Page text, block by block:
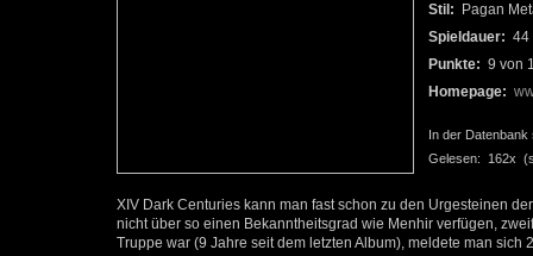
Stil: Pagan
Spieldauer: 44
Punkte: 9 von
Homepage:
In der Datenbank
Gelesen: 162x
XIV Dark Centuries kann man fast schon zu den Urgesteinen
nicht über so einen Bekanntheitsgrad wie Menhir verfügen,
Truppe war (9 Jahre seit dem letzten Album), meldete man